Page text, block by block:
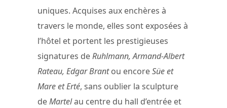
uniques. Acquises aux enchères à
travers le monde, elles sont exposées à
l’hôtel et portent les prestigieuses
signatures deRuhlmann, Armand-Albert
Rateau, Edgar Brantou encoreSüe et
Mare et Erté, sans oublier la sculpture
deMartelau centre du hall d’entrée et